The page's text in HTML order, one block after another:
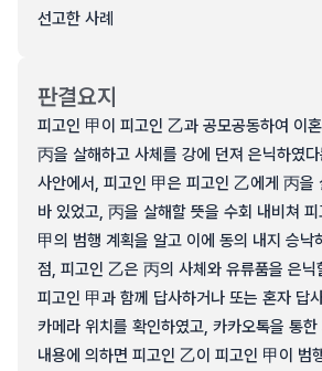
선고한 사례
판결요지
피고인 甲이 피고인 乙과 공모공동하여 이
丙을 살해하고 사체를 강에 던져 은닉하였
사안에서, 피고인 甲은 피고인 乙에게 丙을
바 있었고, 丙을 살해할 뜻을 수회 내비쳐
甲의 범행 계획을 알고 이에 동의 내지 승낙
점, 피고인 乙은 丙의 사체와 유류품을 은닉
피고인 甲과 함께 답사하거나 또는 혼자 답
카메라 위치를 확인하였고, 카카오톡을 통
내용에 의하면 피고인 乙이 피고인 甲이 범